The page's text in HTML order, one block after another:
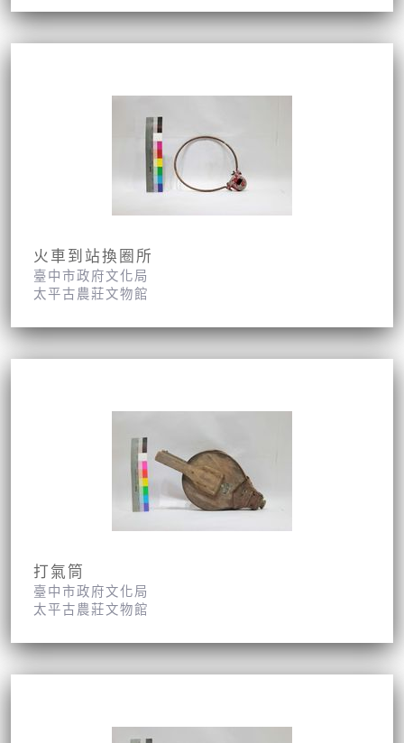
火車到站換圈所
臺中市政府文化局
太平古農莊文物館
打氣筒
臺中市政府文化局
太平古農莊文物館